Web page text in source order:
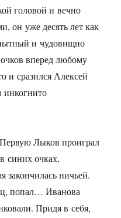
головой и вечно
он уже десять лет как
и чудовищно
вперед любому
и сразился Алексей
инкогнито
Лыков проиграл
синих очках,
ничьей.
попал… Иванова
Придя в себя,